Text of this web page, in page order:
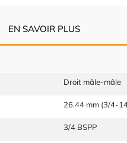
EN SAVOIR PLUS
Droit mâle-mâle
26.44 mm (3/4-
3/4 BSPP